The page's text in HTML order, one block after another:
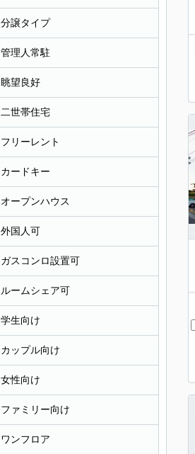
分譲タイプ
管理人常駐
眺望良好
二世帯住宅
フリーレント
カードキー
オープンハウス
外国人可
ガスコンロ設置可
ルームシェア可
学生向け
カップル向け
女性向け
ファミリー向け
ワンフロア